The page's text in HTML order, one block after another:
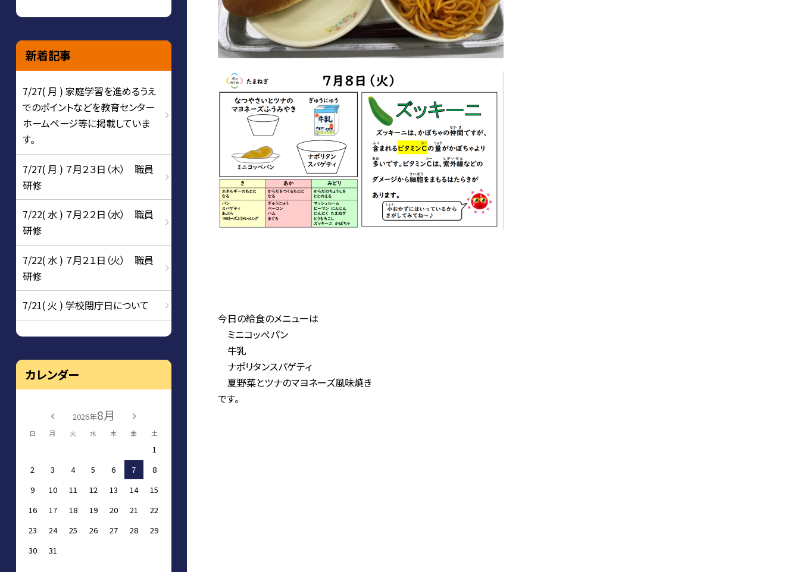
今日の給食のメニューは
ミニコッぺパン
牛乳
ナポリタンスパゲティ
夏野菜とツナのマヨネーズ風味焼き
です。
新着記事
7/27( 月 ) 家庭学習を進めるうえ
でのポイントなどを教育センター
ホームページ等に掲載していま
す。
7/27( 月 ) ７月２３日（木） 職員
研修
7/22( 水 ) ７月２２日（水） 職員
研修
7/22( 水 ) ７月２１日（火） 職員
研修
7/21( 火 ) 学校閉庁日について
カレンダー
2026年8月
日 月 火 水 木 金 土
1
2
3 4 5 6 7
8
9
10 11 12 13 14
15
16
17 18 19 20 21
22
23
24 25 26 27 28
29
30
31